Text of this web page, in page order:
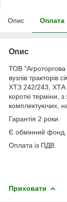
Опис Оплата
Опис
ТОВ
вузлів
ХТЗ 242/243, ХТА
короткі терміни,
комплектуючих,
Гарантія 2 роки.
Є обмінний фонд.
Оплата із ПДВ.
Приховати